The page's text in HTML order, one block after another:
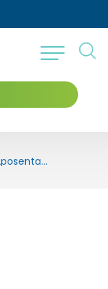
Aposentada cai no golpe do “falso sequestro”